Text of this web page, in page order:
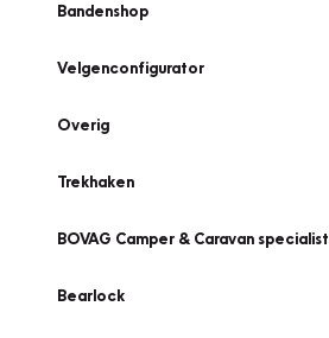
Bandenshop
Velgenconfigurator
Overig
Trekhaken
BOVAG Camper & Caravan specialist
Bearlock